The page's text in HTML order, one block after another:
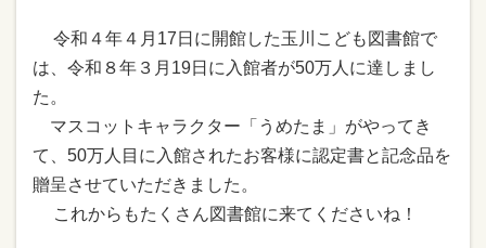
令和４年４月17日に開館した玉川こども図書館で
は、令和８年３月19日に入館者が50万人に達しまし
た。
マスコットキャラクター「うめたま」がやってき
て、50万人目に入館されたお客様に認定書と記念品を
贈呈させていただきました。
これからもたくさん図書館に来てくださいね！